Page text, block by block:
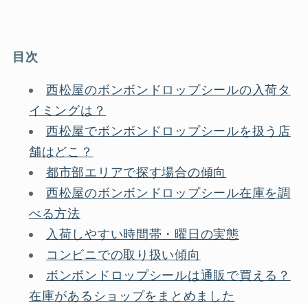
目次
西松屋のボンボンドロップシールの入荷タ
イミングは？
西松屋でボンボンドロップシールを扱う店
舗はどこ？
都市部エリアで探す場合の傾向
西松屋のボンボンドロップシール在庫を調
べる方法
入荷しやすい時間帯・曜日の実態
コンビニでの取り扱い傾向
ボンボンドロップシールは通販で買える？
在庫があるショップをまとめました